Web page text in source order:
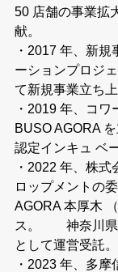
50 店舗の事業拡
献。
・2017 年、新
ーションプロジ
て新規事業⽴ち上
・2019 年、コワ
BUSO AGORA
認定インキュ ベ
・2022 年、株
ロップメントの
AGORA 本厚⽊
ス。　　神奈川
として運営受託。
・2023 年、多